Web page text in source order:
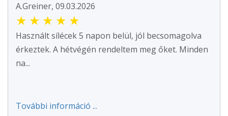
A.Greiner, 09.03.2026
★ ★ ★ ★ ★
Használt sílécek 5 napon belül, jól becsomagolva
érkeztek. A hétvégén rendeltem meg őket. Minden
na...
További információ ...